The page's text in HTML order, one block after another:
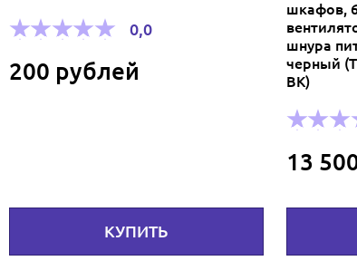
0,0
200 рублей
КУПИТЬ
шкафов,
шнура
черный
BK)
13